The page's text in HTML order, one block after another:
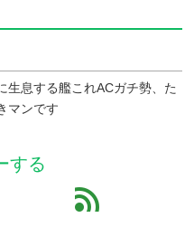
生息する艦これACガチ勢、た
マンです
する
feed